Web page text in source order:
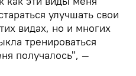
улучшать свои
видах, но и многих
тренироваться
получалось", —